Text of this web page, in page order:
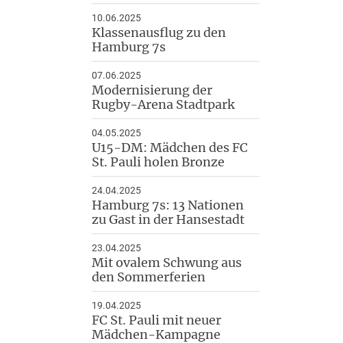
10.06.2025
Klassenausflug zu den
Hamburg 7s
07.06.2025
Modernisierung der
Rugby-Arena Stadtpark
04.05.2025
U15-DM: Mädchen des FC
St. Pauli holen Bronze
24.04.2025
Hamburg 7s: 13 Nationen
zu Gast in der Hansestadt
23.04.2025
Mit ovalem Schwung aus
den Sommerferien
19.04.2025
FC St. Pauli mit neuer
Mädchen-Kampagne